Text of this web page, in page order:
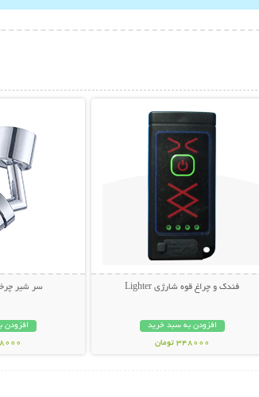
فندک و چراغ قوه شارژی Lighter
افزودن به سبد خرید
348000 تومان
سر شیر چرخشی
افزودن
198000